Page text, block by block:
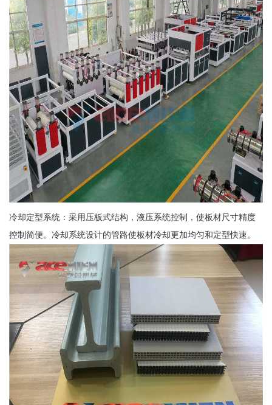
冷却定型系统：采用压板式结构，液压系统控制，使板材尺寸精度
控制简便。冷却系统设计的管路使板材冷却更加均匀和定型快速。